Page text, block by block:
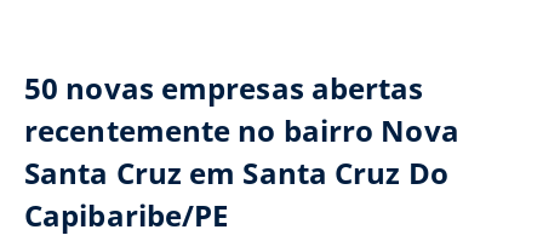
50 novas empresas abertas
recentemente no bairro Nova
Santa Cruz em Santa Cruz Do
Capibaribe/PE